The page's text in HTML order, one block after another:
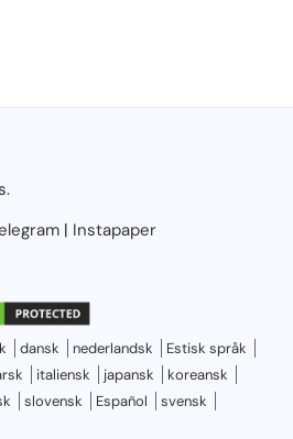
| Instapaper
dansk nederlandsk
Estisk språk
italiensk japansk
koreansk
slovensk Español
svensk